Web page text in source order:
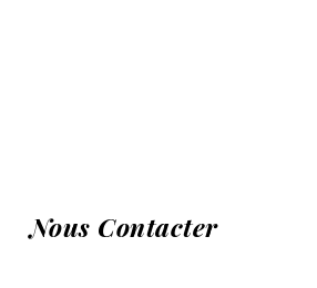
Nous Contacter